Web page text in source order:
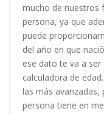
mucho de nuestros
persona, ya que
puede
del año en que
ese dato te va a ser
calculadora de
las más avanzadas,
persona tiene en